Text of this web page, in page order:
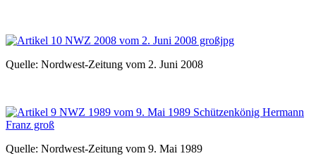
Quelle: Nordwest-Zeitung vom 2. Juni 2008
Quelle: Nordwest-Zeitung vom 9. Mai 1989